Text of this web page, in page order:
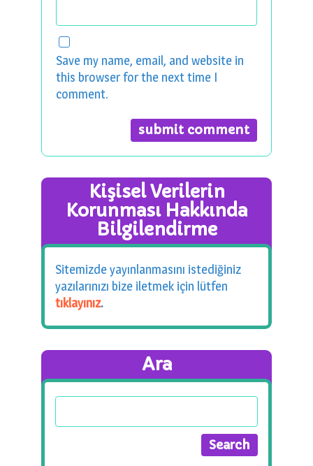
Save my name, email, and website in
this browser for the next time I
comment.
Kişisel Verilerin
Korunması Hakkında
Bilgilendirme
Sitemizde yayınlanmasını istediğiniz
yazılarınızı bize iletmek için lütfen
tıklayınız.
Ara